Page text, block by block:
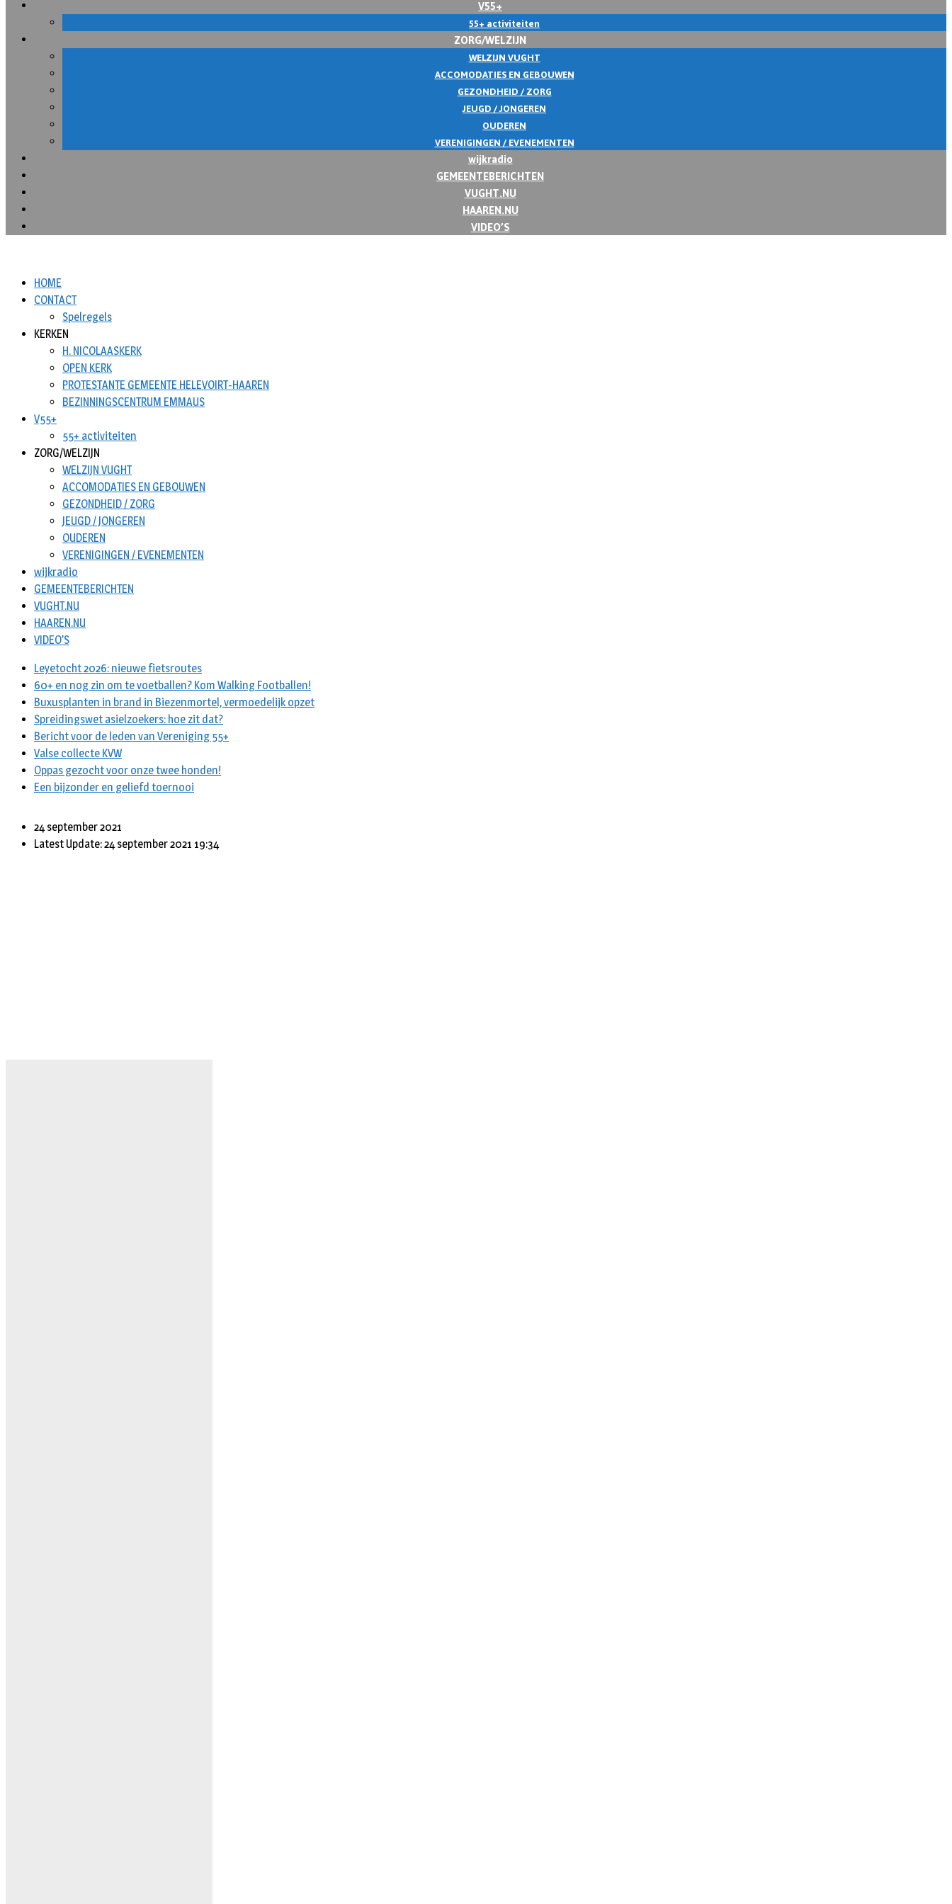
V55+
55+ activiteiten
ZORG/WELZIJN
WELZIJN VUGHT
ACCOMODATIES EN GEBOUWEN
GEZONDHEID / ZORG
JEUGD / JONGEREN
OUDEREN
VERENIGINGEN / EVENEMENTEN
wijkradio
GEMEENTEBERICHTEN
VUGHT.NU
HAAREN.NU
VIDEO’S
HOME
CONTACT
Spelregels
KERKEN
H. NICOLAASKERK
OPEN KERK
PROTESTANTE GEMEENTE HELEVOIRT-HAAREN
BEZINNINGSCENTRUM EMMAUS
V55+
55+ activiteiten
ZORG/WELZIJN
WELZIJN VUGHT
ACCOMODATIES EN GEBOUWEN
GEZONDHEID / ZORG
JEUGD / JONGEREN
OUDEREN
VERENIGINGEN / EVENEMENTEN
wijkradio
GEMEENTEBERICHTEN
VUGHT.NU
HAAREN.NU
VIDEO’S
Leyetocht 2026: nieuwe fietsroutes
60+ en nog zin om te voetballen? Kom Walking Footballen!
Buxusplanten in brand in Biezenmortel, vermoedelijk opzet
Spreidingswet asielzoekers: hoe zit dat?
Bericht voor de leden van Vereniging 55+
Valse collecte KVW
Oppas gezocht voor onze twee honden!
Een bijzonder en geliefd toernooi
24 september 2021
Latest Update: 24 september 2021 19:34